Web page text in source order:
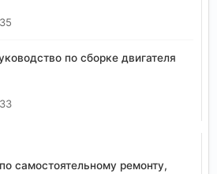
35
по сборке двигателя
33
самостоятельному ремонту,